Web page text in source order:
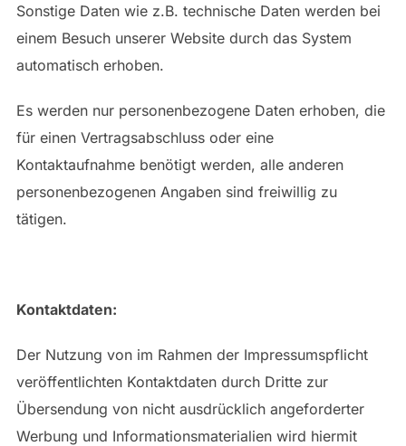
Sonstige Daten wie z.B. technische Daten werden bei
einem Besuch unserer Website durch das System
automatisch erhoben.
Es werden nur personenbezogene Daten erhoben, die
für einen Vertragsabschluss oder eine
Kontaktaufnahme benötigt werden, alle anderen
personenbezogenen Angaben sind freiwillig zu
tätigen.
Kontaktdaten:
Der Nutzung von im Rahmen der Impressumspflicht
veröffentlichten Kontaktdaten durch Dritte zur
Übersendung von nicht ausdrücklich angeforderter
Werbung und Informationsmaterialien wird hiermit